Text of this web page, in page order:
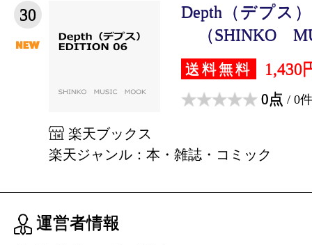
30
Depth（デプス
（SHINKO
送料無料 1,430
0点 / 0件
楽天ブックス
楽天ジャンル：本・雑誌・コミック
運営者情報